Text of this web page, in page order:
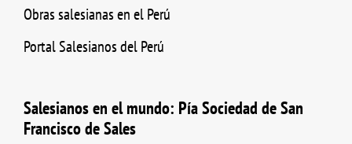
Obras salesianas en el Perú
Portal Salesianos del Perú
Salesianos en el mundo: Pía Sociedad de San
Francisco de Sales